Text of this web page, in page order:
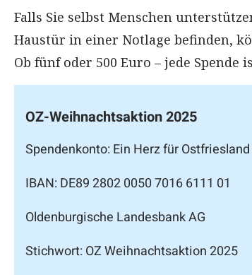
Falls Sie selbst Menschen
Haustür in einer Notlage befinden,
Ob fünf oder 500 Euro – jede Spende
OZ-Weihnachtsaktion 2025
Spendenkonto: Ein Herz für
IBAN: DE89 2802 0050 7016 6111 01
Oldenburgische Landesbank AG
Stichwort: OZ Weihnachtsaktion 2025